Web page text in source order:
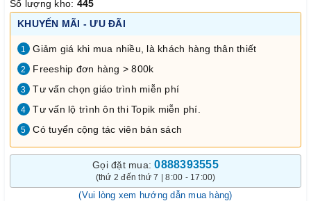
Số lượng kho: 445
KHUYẾN MÃI - ƯU ĐÃI
1 Giảm giá khi mua nhiều, là khách hàng thân thiết
2 Freeship đơn hàng > 800k
3 Tư vấn chọn giáo trình miễn phí
4 Tư vấn lộ trình ôn thi Topik miễn phí.
5 Có tuyển cộng tác viên bán sách
Gọi đặt mua:0888393555
(thứ 2 đến thứ 7 | 8:00 - 17:00)
(Vui lòng xem hướng dẫn mua hàng)